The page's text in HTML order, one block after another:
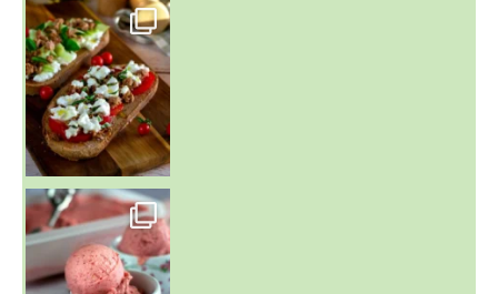
~ NICE CREAM À LA FRAISE ~
Presque un mois que